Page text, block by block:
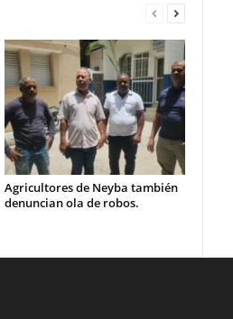
Agricultores de Neyba también
denuncian ola de robos.